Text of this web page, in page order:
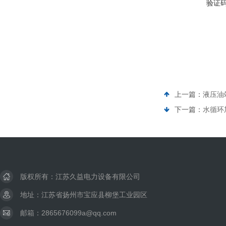
验证
上一篇： 液压油
下一篇： 水循
版权所有：江苏久益电力设备有限公司
地址：江苏省扬州市宝应县柳堡工业园区
邮箱：2865676099a@qq.com